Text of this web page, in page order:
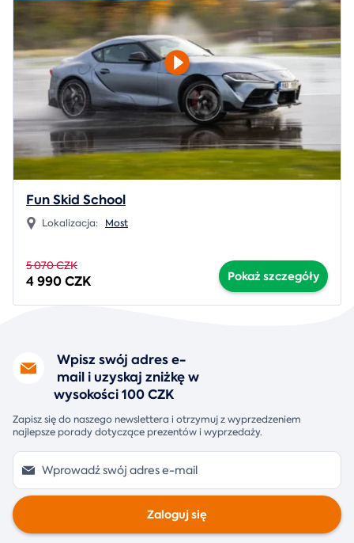
Fun Skid School
Lokalizacja: Most
5 070 CZK
4 990 CZK Pokaż szczegóły
Wpisz swój adres e-
mail i uzyskaj zniżkę w
wysokości 100 CZK
Zapisz się do naszego newslettera i otrzymuj z wyprzedzeniem
najlepsze porady dotyczące prezentów i wyprzedaży.
Zaloguj się